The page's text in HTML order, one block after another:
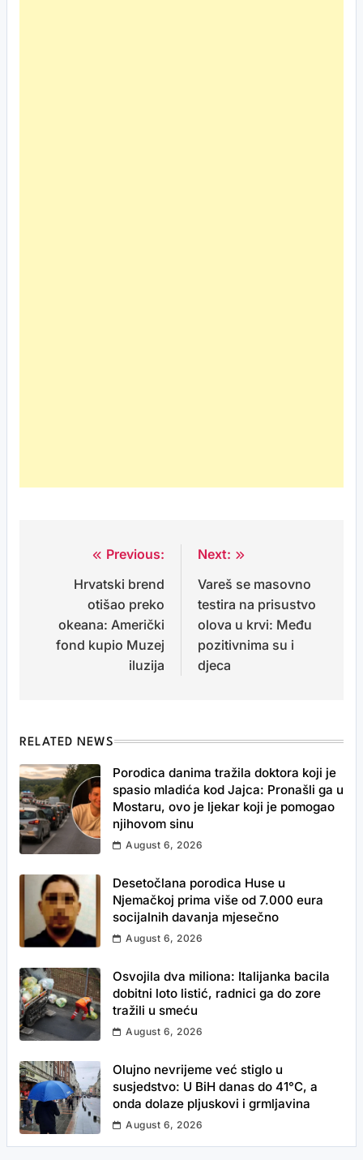
navigation
Previous:
Hrvatski brend
otišao preko
okeana: Američki
fond kupio Muzej
iluzija
Next:
Vareš se masovno
testira na prisustvo
olova u krvi: Među
pozitivnima su i
djeca
RELATED NEWS
Porodica danima tražila doktora koji je
spasio mladića kod Jajca: Pronašli ga u
Mostaru, ovo je ljekar koji je pomogao
njihovom sinu
August 6, 2026
Desetočlana porodica Huse u
Njemačkoj prima više od 7.000 eura
socijalnih davanja mjesečno
August 6, 2026
Osvojila dva miliona: Italijanka bacila
dobitni loto listić, radnici ga do zore
tražili u smeću
August 6, 2026
Olujno nevrijeme već stiglo u
susjedstvo: U BiH danas do 41°C, a
onda dolaze pljuskovi i grmljavina
August 6, 2026